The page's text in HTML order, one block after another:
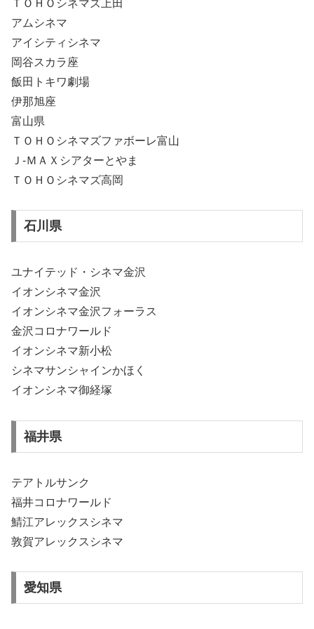
ＴＯＨＯシネマズ上田
アムシネマ
アイシティシネマ
岡谷スカラ座
飯田トキワ劇場
伊那旭座
富山県
ＴＯＨＯシネマズファボーレ富山
Ｊ-ＭＡＸシアターとやま
ＴＯＨＯシネマズ高岡
石川県
ユナイテッド・シネマ金沢
イオンシネマ金沢
イオンシネマ金沢フォーラス
金沢コロナワールド
イオンシネマ新小松
シネマサンシャインかほく
イオンシネマ御経塚
福井県
テアトルサンク
福井コロナワールド
鯖江アレックスシネマ
敦賀アレックスシネマ
愛知県